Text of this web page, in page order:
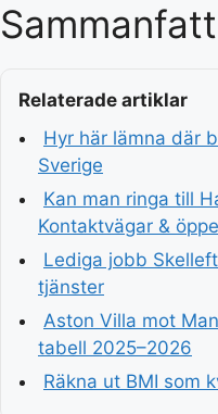
Relaterade artiklar
Hyr här lämna där
Sverige
Kan man ringa till
Kontaktvägar &
Lediga jobb
tjänster
Aston Villa mot
tabell 2025–2026
Räkna ut BMI som